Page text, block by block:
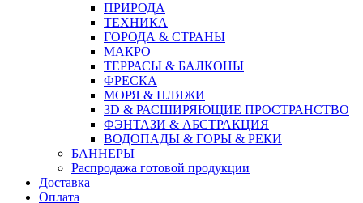
ПРИРОДА
ТЕХНИКА
ГОРОДА & СТРАНЫ
МАКРО
ТЕРРАСЫ & БАЛКОНЫ
ФРЕСКА
МОРЯ & ПЛЯЖИ
3D & РАСШИРЯЮЩИЕ ПРОСТРАНСТВО
ФЭНТАЗИ & АБСТРАКЦИЯ
ВОДОПАДЫ & ГОРЫ & РЕКИ
БАННЕРЫ
Распродажа готовой продукции
Доставка
Оплата